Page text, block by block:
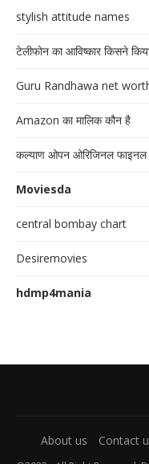
stylish attitude names
टेलीफोन का आविष्कार किसने
Guru Randhawa net
Amazon का मालिक कौन है
कल्याण ओपन ओरिजिनल फाइनल
Moviesda
central bombay chart
Desiremovies
hdmp4mania
About us Contact